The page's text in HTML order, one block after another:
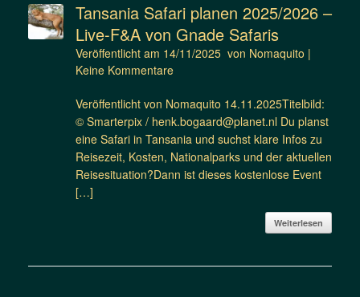
Tansania Safari planen 2025/2026 –
Live-F&A von Gnade Safaris
Veröffentlicht am 14/11/2025 von Nomaquito |
Keine Kommentare
Veröffentlicht von Nomaquito 14.11.2025Titelbild:
© Smarterpix / henk.bogaard@planet.nl Du planst
eine Safari in Tansania und suchst klare Infos zu
Reisezeit, Kosten, Nationalparks und der aktuellen
Reisesituation?Dann ist dieses kostenlose Event
[…]
Weiterlesen